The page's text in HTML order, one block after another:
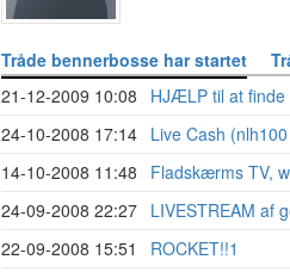
Tråde bennerbosse har startet
21-12-2009 10:08
HJÆLP til at finde
24-10-2008 17:14 Live Cash
14-10-2008 11:48
Fladskærms TV,
24-09-2008 22:27 LIVESTREAM af
22-09-2008 15:51
ROCKET!!1